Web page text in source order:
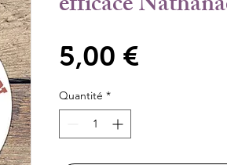
5,00 €
Quantité *